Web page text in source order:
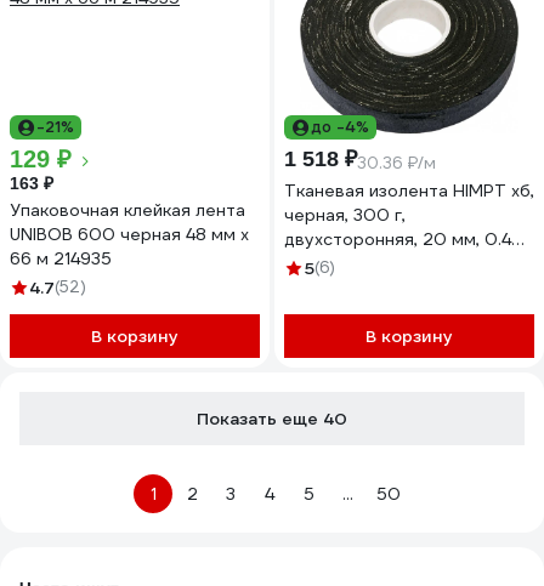
-21%
129 ₽
163 ₽
Упаковочная клейкая лента
UNIBOB 600 черная 48 мм х
66 м 214935
4.7(52)
В корзину
до -4%
1 518 ₽30.36 ₽/м
Тканевая изолента HIMPT хб,
черная, 300 г,
двухсторонняя, 20 мм, 0.4
мм 00-00008227
5(6)
В корзину
Показать еще 40
1 2 3 4 5 ... 50